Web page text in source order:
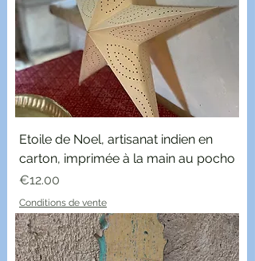
Etoile de Noel, artisanat indien en
carton, imprimée à la main au pocho
Price
€12.00
Conditions de vente